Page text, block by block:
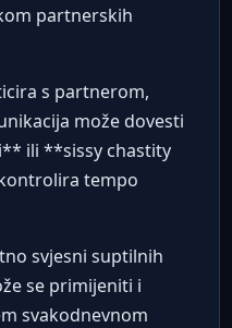
partnerskih
s partnerom,
može dovesti
ili **sissy chastity
tempo
svjesni suptilnih
se primijeniti i
svakodnevnom